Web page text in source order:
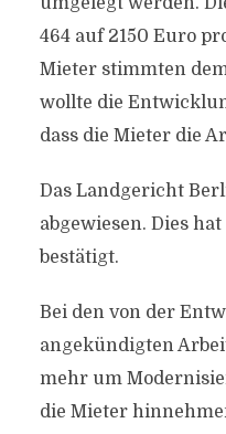
464 auf 2150 Euro
Mieter stimmten
wollte die
dass die Mieter die
Das Landgericht
abgewiesen. Dies
bestätigt.
Bei den von der
angekündigten
mehr um
die Mieter